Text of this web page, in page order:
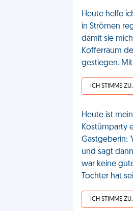
Heute helfe
in Strömen
damit sie
Kofferraum
gestiegen.
Heute ist
Kostümparty
Gastgeberin:
und sagt
war keine
Tochter hat